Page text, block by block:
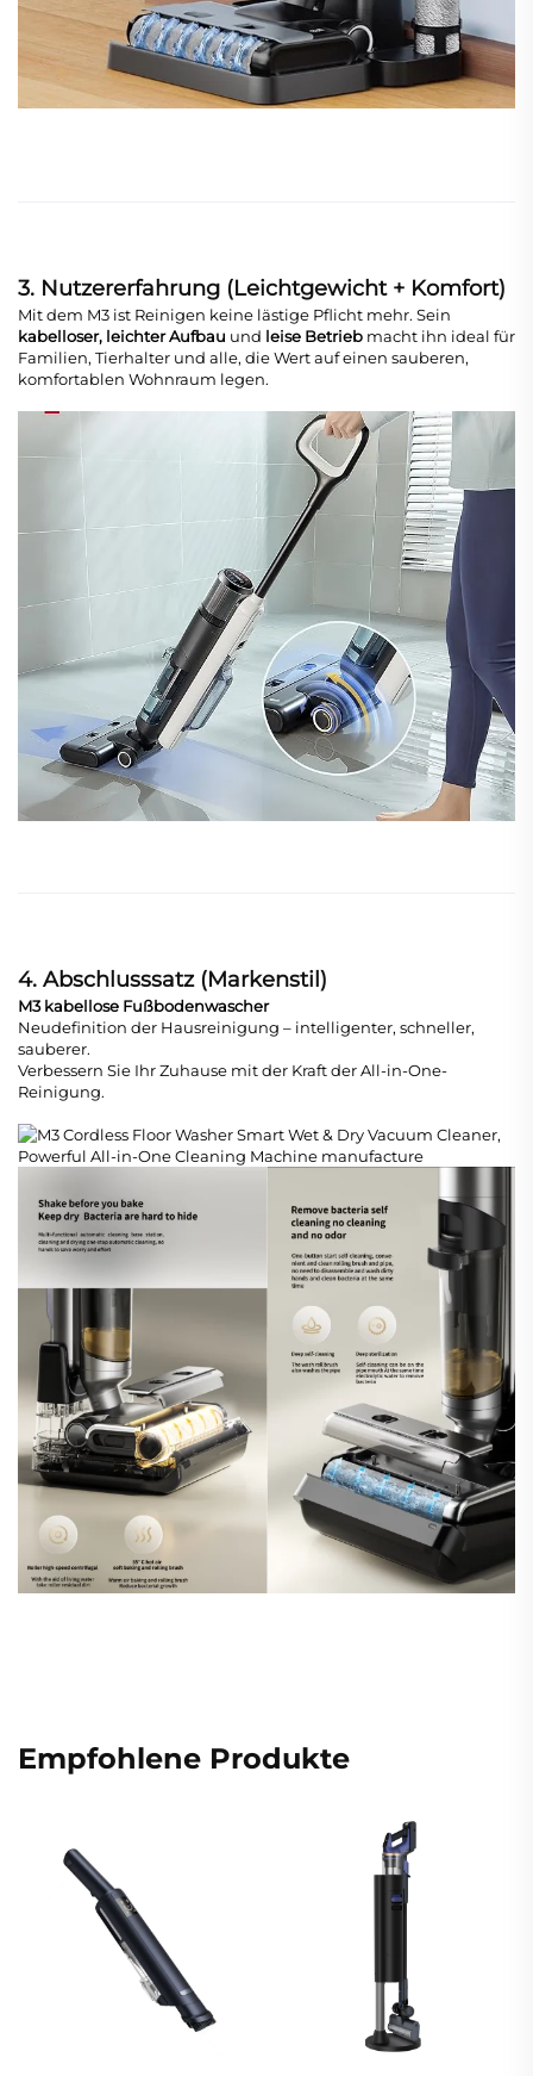
3. Nutzererfahrung (Leichtgewicht + Komfort)
Mit dem M3 ist Reinigen keine lästige Pflicht mehr. Sein
kabelloser, leichter Aufbau und leise Betrieb macht ihn ideal für
Familien, Tierhalter und alle, die Wert auf einen sauberen,
komfortablen Wohnraum legen.
4. Abschlusssatz (Markenstil)
M3 kabellose Fußbodenwascher
Neudefinition der Hausreinigung – intelligenter, schneller,
sauberer.
Verbessern Sie Ihr Zuhause mit der Kraft der All-in-One-
Reinigung.
Empfohlene Produkte